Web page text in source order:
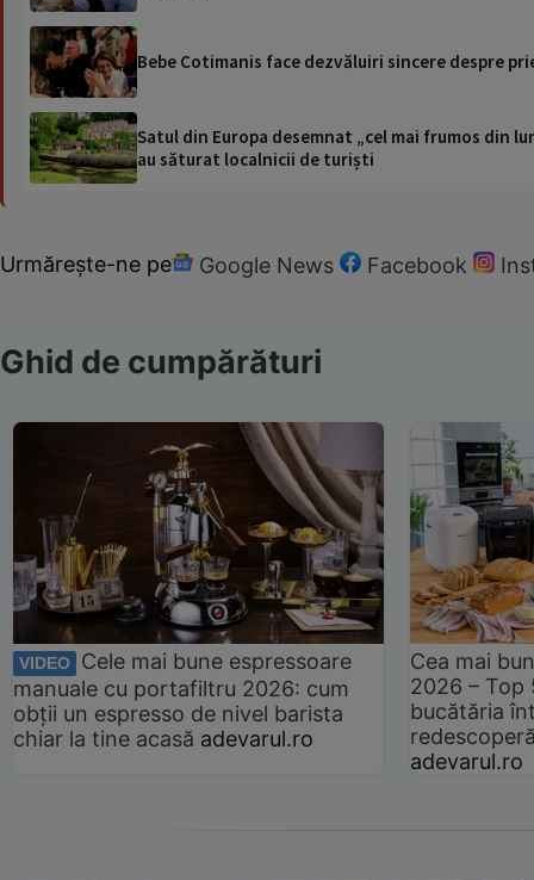
Bebe Cotimanis face dezvăluiri sincere despre
Satul din Europa desemnat „cel mai frumos din
au săturat localnicii de turiști
Urmărește-ne pe Google News Facebook
Ghid de cumpărături
VIDEO
Cele mai bune espressoare
manuale cu portafiltru 2026: cum
obții un espresso de nivel barista
chiar la tine acasă adevarul.ro
Cea mai
2026 –
bucătăria
adevarul.ro